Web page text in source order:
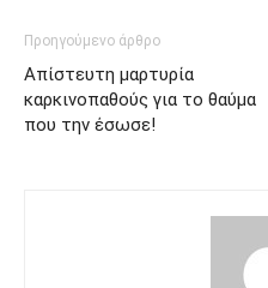
Προηγούμενο άρθρο
Απίστευτη μαρτυρία
καρκινοπαθούς για το θαύμα
που την έσωσε!